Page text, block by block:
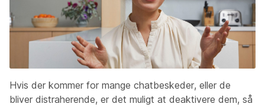
Hvis der kommer for mange chatbeskeder, eller de
bliver distraherende, er det muligt at deaktivere dem, så